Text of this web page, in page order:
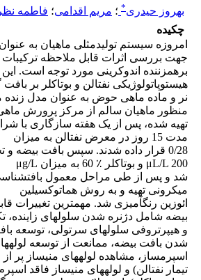
بهروز حیدری* ؛ مریم اقدامی؛ فاطمه
چکیده
امروزه سیستم تولیدمثلی ماهیان به
جهت بررسی اثرات قابل ملاحظه ترکیبات
برهمزننده اندوکرینی مورد توجه است. این
هیستوپاتولوژیکی نفتالن و بوتاکلر بر بافت
نر و ماده ماهی حوض به عنوان مدل زنده
منظور ماهیان سالم از مرکز پرورش
تهیه شده، پس از یک هفته سازگاری با
مدت 15 روز در معرض نفتالن به میزان
0/28 قرار داده شدند. سپس بافت بیضه
μL/L 200 و بوتاکلر ٪ 60 به میزان μg/L
میکرونی تهیه و به روش هماتوکسیلین
ائوزین رنگآمیزی شد. مهمترین تغییرات
بیضه شامل دژنره شدن سلولهای زاینده،
و هیپرتروفی سلولهای سرتولی، توسعه
شدن بافت بیضه، ممانعت از توسعه
اسپرمساز، مشاهده لولههای منیساز پر
تیمار نفتالن) و لولههای منیساز فاقد